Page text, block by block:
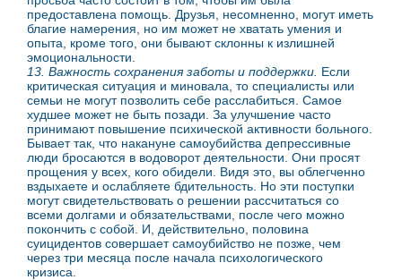
предоставлена помощь. Друзья, несомненно, могут иметь
благие намерения, но им может не хватать умения и
опыта, кроме того, они бывают склонны к излишней
эмоциональности.
13. Важность сохранения заботы и поддержки. Если
критическая ситуация и миновала, то специалисты или
семьи не могут позволить себе расслабиться. Самое
худшее может не быть позади. За улучшение часто
принимают повышение психической активности больного.
Бывает так, что накануне самоубийства депрессивные
люди бросаются в водоворот деятельности. Они просят
прощения у всех, кого обидели. Видя это, вы облегченно
вздыхаете и ослабляете бдительность. Но эти поступки
могут свидетельствовать о решении рассчитаться со
всеми долгами и обязательствами, после чего можно
покончить с собой. И, действительно, половина
суицидентов совершает самоубийство не позже, чем
через три месяца после начала психологического
кризиса.